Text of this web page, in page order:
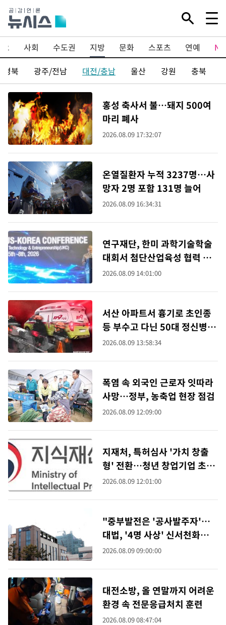
사회 수도권 지방 문화 스포츠 연예 N
경북
광주/전남 대전/충남 울산 강원 충북
홍성 축사서 불…돼지 500여
마리 폐사
2026.08.09 17:32:07
온열질환자 누적 3237명…사
망자 2명 포함 131명 늘어
2026.08.09 16:34:31
연구재단, 한미 과학기술학술
대회서 첨단산업육성 협력 모
색
2026.08.09 14:01:00
서산 아파트서 흉기로 초인종
등 부수고 다닌 50대 정신병원
행
2026.08.09 13:58:34
폭염 속 외국인 근로자 잇따라
사망…정부, 농축업 현장 점검
2026.08.09 12:09:00
지재처, 특허심사 '가치 창출
형' 전환…청년 창업기업 초고
속 심사 도입
2026.08.09 12:01:00
"중부발전은 '공사발주자'…
대법, '4명 사상' 신서천화력
사고 무죄취지 파기
2026.08.09 09:00:00
대전소방, 올 연말까지 어려운
환경 속 전문응급처치 훈련
2026.08.09 08:47:04